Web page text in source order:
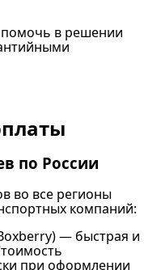
помочь в решении
по России
во все регионы
компаний:
— быстрая и
при оформлении